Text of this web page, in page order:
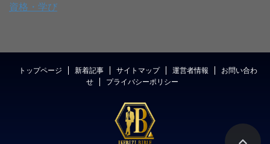
資格・学び
トップページ 新着記事 サイトマップ 運営者情報
お問い合わ
せ
プライバシーポリシー